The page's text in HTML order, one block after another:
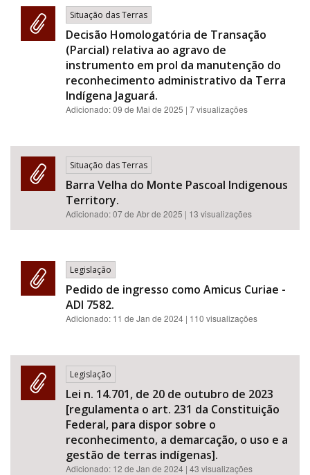
Situação das Terras
Decisão Homologatória de Transação
(Parcial) relativa ao agravo de
instrumento em prol da manutenção do
reconhecimento administrativo da Terra
Indígena Jaguará.
Adicionado:09 de Mai de 2025 | 7 visualizações
Situação das Terras
Barra Velha do Monte Pascoal Indigenous
Territory.
Adicionado:07 de Abr de 2025 | 13 visualizações
Legislação
Pedido de ingresso como Amicus Curiae -
ADI 7582.
Adicionado: 11 de Jan de 2024 | 110 visualizações
Legislação
Lei n. 14.701, de 20 de outubro de 2023
[regulamenta o art. 231 da Constituição
Federal, para dispor sobre o
reconhecimento, a demarcação, o uso e a
gestão de terras indígenas].
Adicionado: 12 de Jan de 2024 | 43 visualizações